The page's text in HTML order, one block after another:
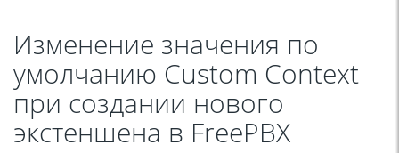
Изменение значения по
умолчанию Custom Context
при создании нового
экстеншена в FreePBX